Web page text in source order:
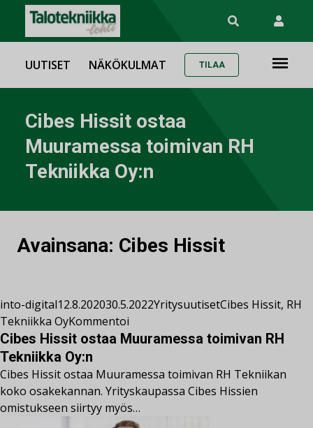
UUTISET NÄKÖKULMAT TILAA
Cibes Hissit ostaa
Muuramessa toimivan RH
Tekniikka Oy:n
Avainsana: Cibes Hissit
into-digital12.8.202030.5.2022YritysuutisetCibes Hissit, RH
Tekniikka OyKommentoi
Cibes Hissit ostaa Muuramessa toimivan RH
Tekniikka Oy:n
Cibes Hissit ostaa Muuramessa toimivan RH Tekniikan
koko osakekannan. Yrityskaupassa Cibes Hissien
omistukseen siirtyy myös…